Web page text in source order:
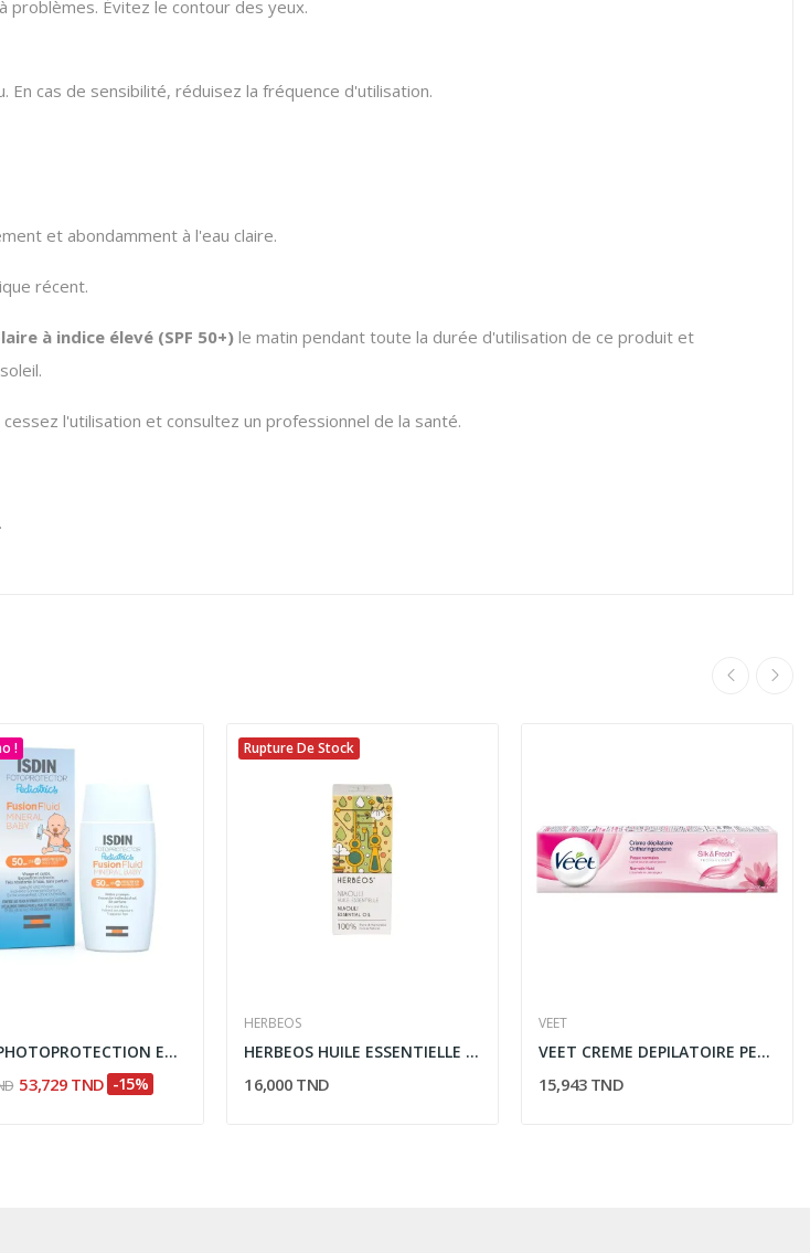
problèmes. Évitez le contour des yeux.
cas de sensibilité, réduisez la fréquence d'utilisation.
et abondamment à l'eau claire.
récent.
à indice élevé (SPF 50+) le matin pendant toute la durée d'utilisation de ce produit et
l'utilisation et consultez un professionnel de la santé.
!
ISDIN PHOTOPROTECTION ECRAN SOLAIRE FUSION...
53,729 TND -15%
Rupture De Stock
HERBEOS
HERBEOS HUILE ESSENTIELLE DE NIAOULI 5ML
16,000 TND
VEET
VEET CREME DEPILATOIRE PEAUX NORMALES (ROSE) 100ML
15,943 TND